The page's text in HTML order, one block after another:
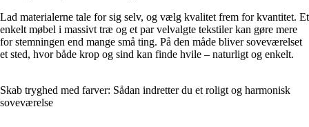
Lad materialerne tale for sig selv, og vælg kvalitet frem for kvantitet. Et
enkelt møbel i massivt træ og et par velvalgte tekstiler kan gøre mere
for stemningen end mange små ting. På den måde bliver soveværelset
et sted, hvor både krop og sind kan finde hvile – naturligt og enkelt.
Skab tryghed med farver: Sådan indretter du et roligt og harmonisk
soveværelse